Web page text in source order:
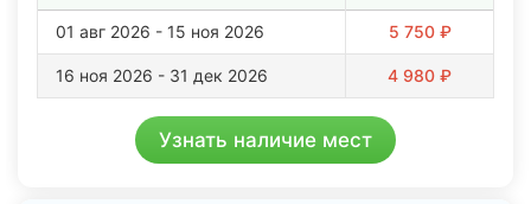
01 авг 2026 - 15 ноя 2026 5 750 ₽
16 ноя 2026 - 31 дек 2026 4 980 ₽
Узнать наличие мест